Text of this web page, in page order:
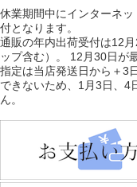
休業期間中にインターネ
付となります。
通販の年内出荷受付は12
ップ含む）。 12月30日が
指定は当店発送日から＋3
できないため、1月3日、4
ん。